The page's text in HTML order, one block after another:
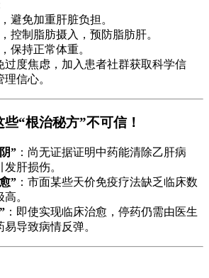
避免加重肝脏负担。
控制脂肪摄入，预防脂肪肝。
保持正常体重。
过度焦虑，加入患者社群获取科学信
信心。
“根治秘方”不可信！
” ：尚无证据证明中药能清除乙肝病
肝损伤。
” ：市面某些天价免疫疗法缺乏临床数
。
：即使实现临床治愈，停药仍需由医生
导致病情反弹。